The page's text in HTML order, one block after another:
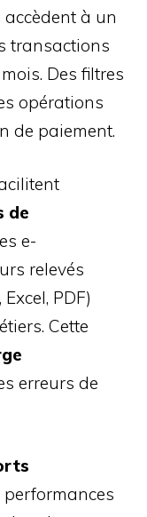
à un
transactions
Des filtres
opérations
de paiement.
de
e-
relevés
PDF)
Cette
erreurs de
performances